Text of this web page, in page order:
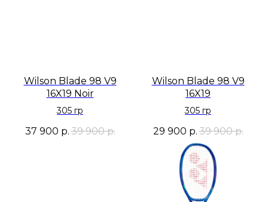
Wilson Blade 98 V9
16X19 Noir
305 гр
37 900 р.39 900 р.
Wilson Blade 98 V9
16X19
305 гр
29 900 р.39 900 р.